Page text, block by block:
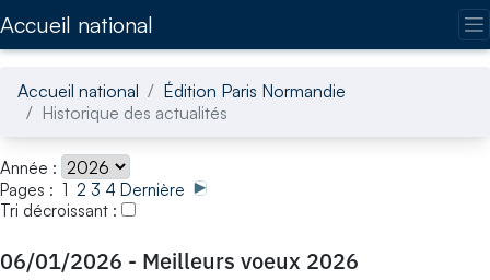
Accueil national
Accueil national
Édition Paris Normandie
Historique des actualités
Année :
Pages : 1 2 3 4 Dernière
Tri décroissant :
06/01/2026 - Meilleurs voeux 2026